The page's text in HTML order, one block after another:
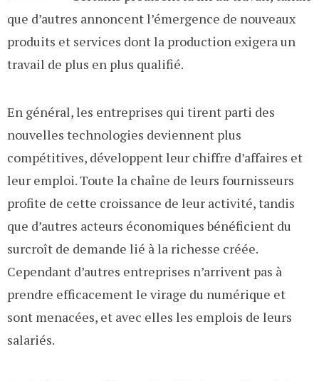
que d’autres annoncent l’émergence de nouveaux
produits et services dont la production exigera un
travail de plus en plus qualifié.
En général, les entreprises qui tirent parti des
nouvelles technologies deviennent plus
compétitives, développent leur chiffre d’affaires et
leur emploi. Toute la chaîne de leurs fournisseurs
profite de cette croissance de leur activité, tandis
que d’autres acteurs économiques bénéficient du
surcroît de demande lié à la richesse créée.
Cependant d’autres entreprises n’arrivent pas à
prendre efficacement le virage du numérique et
sont menacées, et avec elles les emplois de leurs
salariés.